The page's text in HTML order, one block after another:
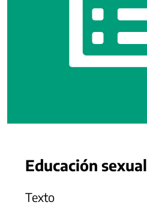
Educación sexual
Texto